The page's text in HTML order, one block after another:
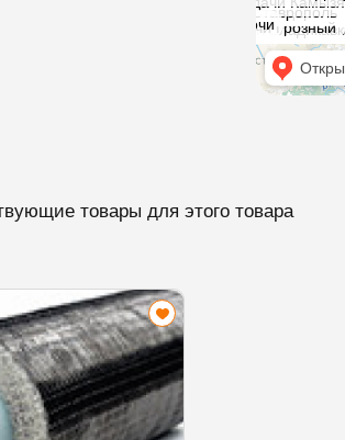
товары для этого товара